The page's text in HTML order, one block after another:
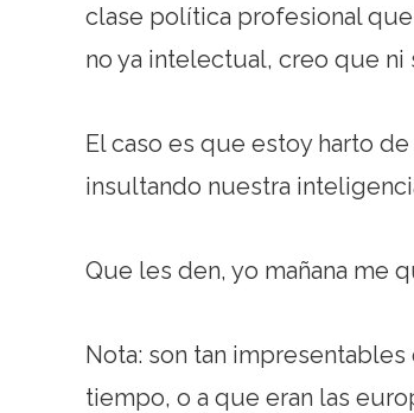
clase política profesional
no ya intelectual, creo que
El caso es que estoy harto
insultando nuestra
Que les den, yo mañana me
Nota: son tan
tiempo, o a que eran las